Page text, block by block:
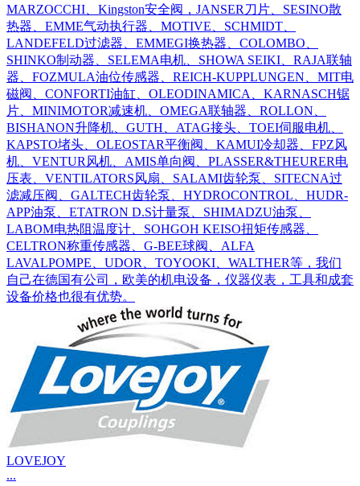
MARZOCCHI、Kingston安全阀，JANSER刀片、SESINO散
热器、EMME气动执行器、MOTIVE、SCHMIDT、
LANDEFELD过滤器、EMMEGI换热器、COLOMBO、
SHINKO制动器、SELEMA电机、SHOWA SEIKI、RAJA联轴
器、FOZMULA油位传感器、REICH-KUPPLUNGEN、MIT电
磁阀、CONFORTI油缸、OLEODINAMICA、KARNASCH锯
片、MINIMOTOR减速机、OMEGA联轴器、ROLLON、
BISHANON升降机、GUTH、ATAG接头、TOEI伺服电机、
KAPSTO堵头、OLEOSTAR平衡阀、KAMUI冷却器、FPZ风
机、VENTUR风机、AMIS单向阀、PLASSER&THEURER电
压表、VENTILATORS风扇、SALAMI齿轮泵、SITECNA过
滤减压阀、GALTECH齿轮泵、HYDROCONTROL、HUDR-
APP油泵、ETATRON D.S计量泵、SHIMADZU油泵、
LABOM电热阻温度计、SOHGOH KEISO扭矩传感器、
CELTRON称重传感器、G-BEE球阀、ALFA
LAVALPOMPE、UDOR、TOYOOKI、WALTHER等，我们
自己在德国有公司，欧美的机电设备，仪器仪表，工具和成套
设备价格也很有优势。
LOVEJOY
...